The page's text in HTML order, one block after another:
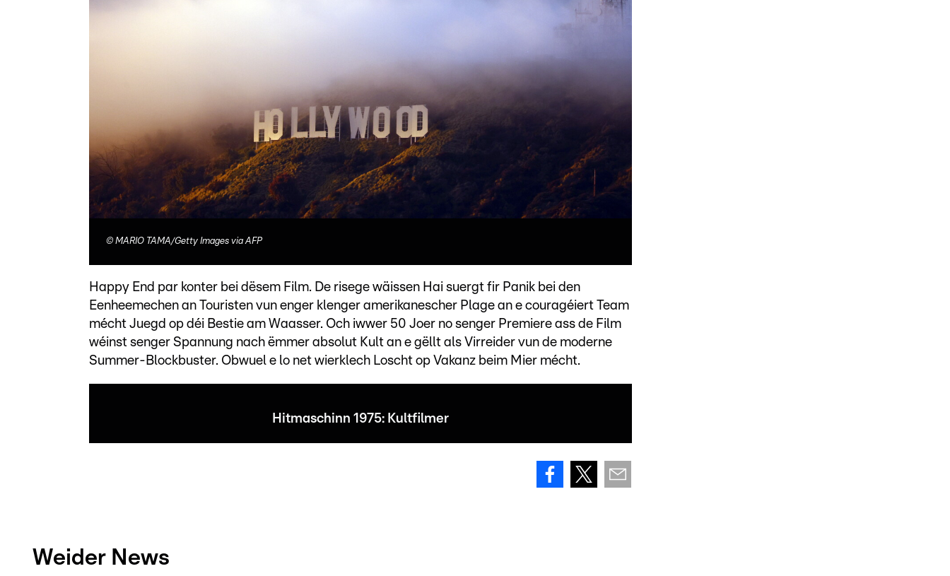
© MARIO TAMA/Getty Images via AFP
Happy End par konter bei dësem Film. De risege wäissen Hai suergt fir Panik bei den
Eenheemechen an Touristen vun enger klenger amerikanescher Plage an e couragéiert Team
mécht Juegd op déi Bestie am Waasser. Och iwwer 50 Joer no senger Premiere ass de Film
wéinst senger Spannung nach ëmmer absolut Kult an e gëllt als Virreider vun de moderne
Summer-Blockbuster. Obwuel e lo net wierklech Loscht op Vakanz beim Mier mécht.
Hitmaschinn 1975: Kultfilmer
Weider News